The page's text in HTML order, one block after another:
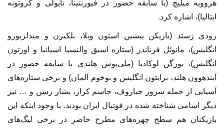
هروویه میلیچ (با سابقه حضور در فیورنتینا، ناپولی و کروتونه
ایتالیا)، اشاره کرد.
رودی ژستد (بازیکن پیشین استون ویلا، بلکبرن و میدلزبورو
انگلیس)، مانوئل فرناندز (ستاره اسبق والنسیا اسپانیا و اورتون
انگلیس)، یورگن لوکادیا (ملی‌پوش هلندی با سابقه حضور در
آیندهوون هلند، برایتون انگلیس و بوخوم آلمان) و برخی ستاره‌های
آسیایی از جمله سرور جباروف، جاسم کرار، بشار رسن و … نیز
دیگر اسامی شناخته شده در فوتبال ایران بودند. با وجود اینکه این
بازیکنان هم سطح چهره‌های مطرح حاضر در برخی لیگ‌های